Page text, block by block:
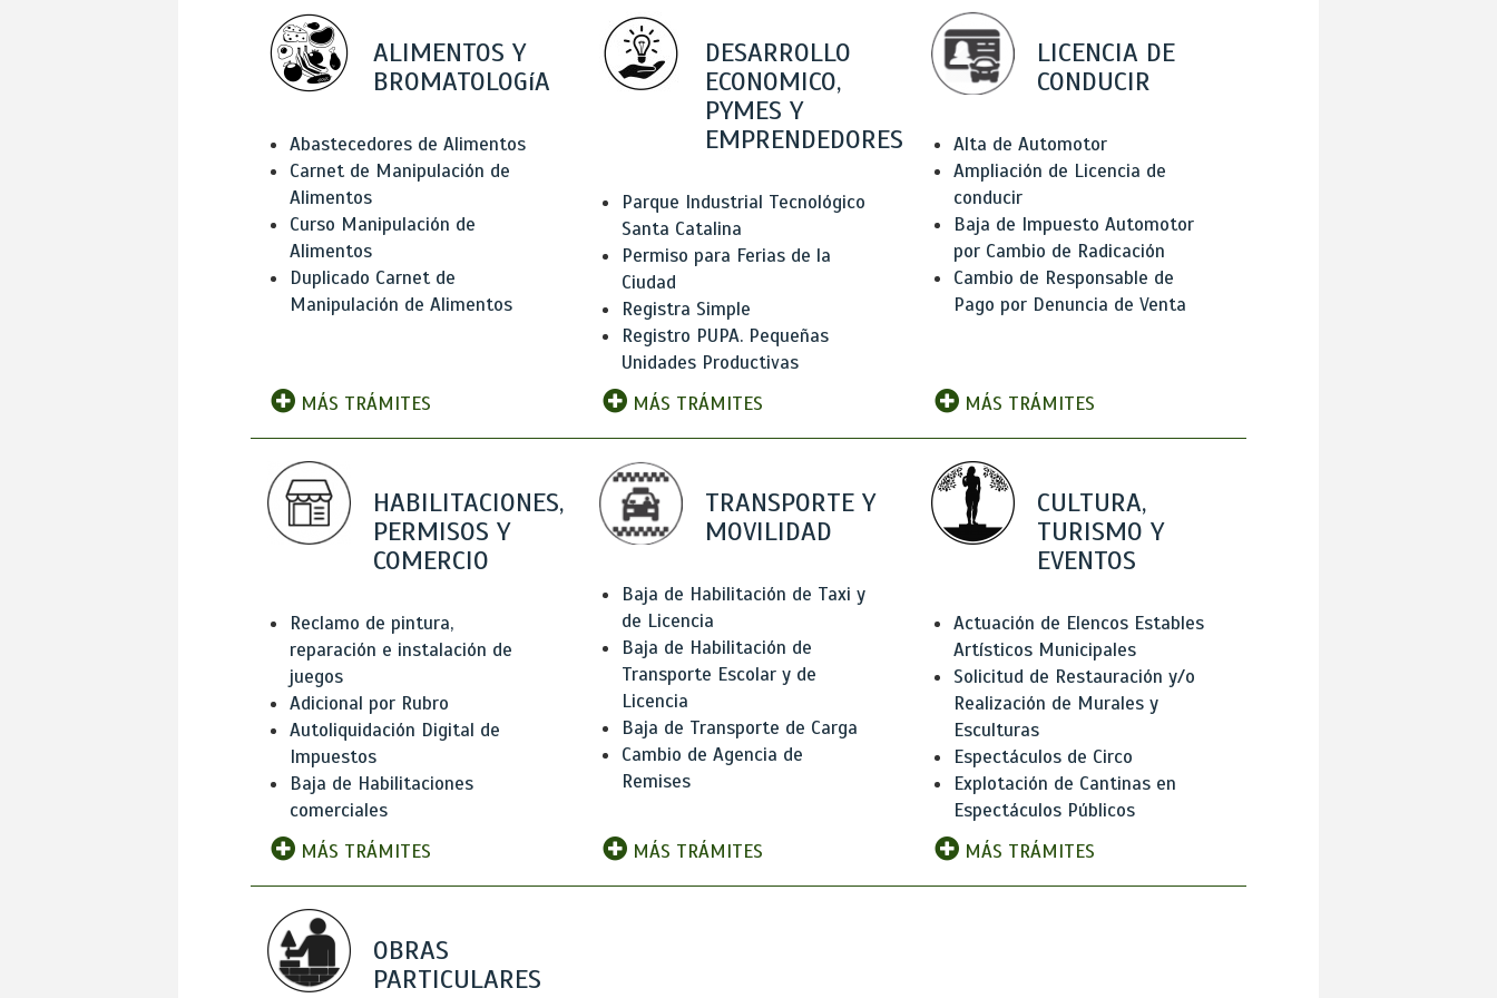
ALIMENTOS Y
BROMATOLOGíA
Abastecedores de Alimentos
Carnet de Manipulación de
Alimentos
Curso Manipulación de
Alimentos
Duplicado Carnet de
Manipulación de Alimentos
MÁS TRÁMITES
DESARROLLO
ECONOMICO,
PYMES Y
EMPRENDEDORES
Parque Industrial Tecnológico
Santa Catalina
Permiso para Ferias de la
Ciudad
Registra Simple
Registro PUPA. Pequeñas
Unidades Productivas
MÁS TRÁMITES
LICENCIA DE
CONDUCIR
Alta de Automotor
Ampliación de Licencia de
conducir
Baja de Impuesto Automotor
por Cambio de Radicación
Cambio de Responsable de
Pago por Denuncia de Venta
MÁS TRÁMITES
HABILITACIONES,
PERMISOS Y
COMERCIO
Reclamo de pintura,
reparación e instalación de
juegos
Adicional por Rubro
Autoliquidación Digital de
Impuestos
Baja de Habilitaciones
comerciales
MÁS TRÁMITES
TRANSPORTE Y
MOVILIDAD
Baja de Habilitación de Taxi y
de Licencia
Baja de Habilitación de
Transporte Escolar y de
Licencia
Baja de Transporte de Carga
Cambio de Agencia de
Remises
MÁS TRÁMITES
CULTURA,
TURISMO Y
EVENTOS
Actuación de Elencos Estables
Artísticos Municipales
Solicitud de Restauración y/o
Realización de Murales y
Esculturas
Espectáculos de Circo
Explotación de Cantinas en
Espectáculos Públicos
MÁS TRÁMITES
OBRAS
PARTICULARES